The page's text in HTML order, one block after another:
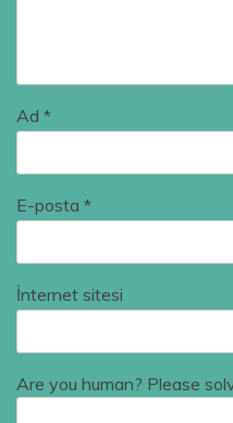
Ad *
E-posta *
İnternet sitesi
Are you human? Please